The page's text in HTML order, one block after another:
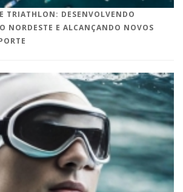
TRIATHLON: DESENVOLVENDO
NORDESTE E ALCANÇANDO NOVOS